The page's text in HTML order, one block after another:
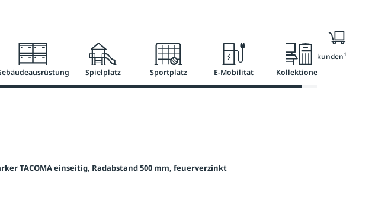
ab 50 €
Spielplatz Sportplatz E-Mobilität Kollektionen
Nur für Geschäftskunden1
TACOMA einseitig, Radabstand 500 mm, feuerverzinkt